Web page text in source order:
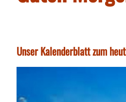
Unser Kalenderblatt zum